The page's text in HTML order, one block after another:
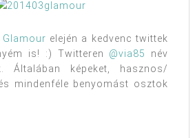
Glamour elején a kedvenc twittek
is! :) Twitteren @via85
név
Általában képeket, hasznos/
mindenféle benyomást osztok